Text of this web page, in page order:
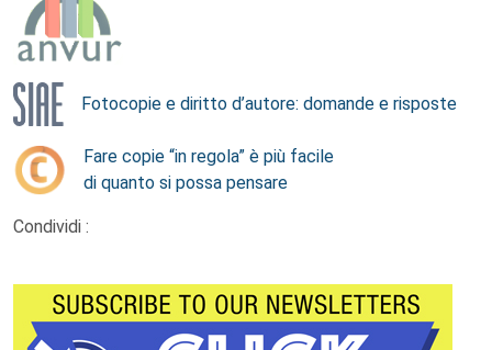
Fotocopie e diritto d’autore: domande e risposte
Fare copie “in regola” è più facile
di quanto si possa pensare
Condividi :